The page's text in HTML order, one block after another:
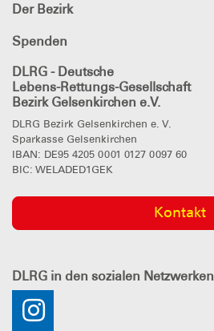
Der Bezirk
Spenden
DLRG - Deutsche
Lebens-Rettungs-Gesellschaft
Bezirk Gelsenkirchen e.V.
DLRG Bezirk Gelsenkirchen e. V.
Sparkasse Gelsenkirchen
IBAN: DE95 4205 0001 0127 0097 60
BIC: WELADED1GEK
Kontakt
DLRG in den sozialen Netzwerken